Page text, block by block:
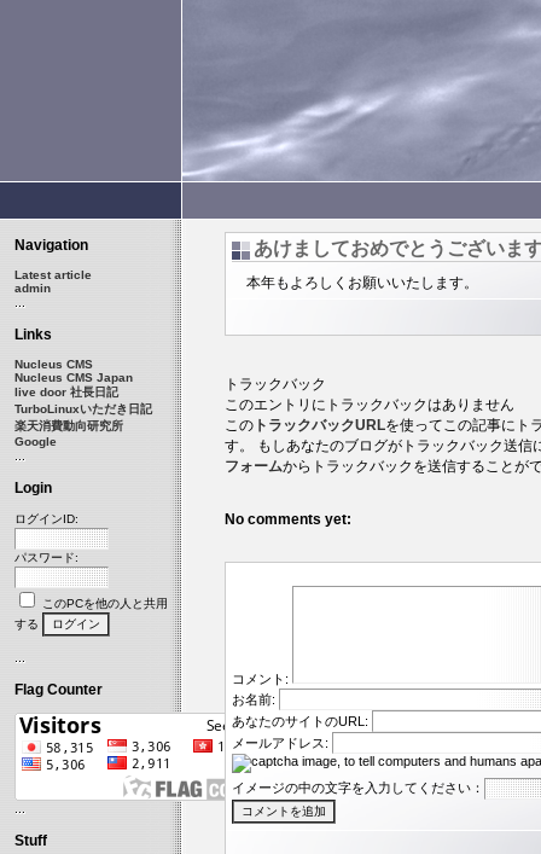
Navigation
Latest article
admin
Links
Nucleus CMS
Nucleus CMS Japan
live door 社長日記
TurboLinuxいただき日記
楽天消費動向研究所
Google
Login
ログインID:
パスワード:
このPCを他の人と共用
する
Flag Counter
Stuff
あけましておめでとうございま
本年もよろしくお願いいたします。
トラックバック
このエントリにトラックバックはありません
この トラックバックURLを使ってこの記事にト
す。 もしあなたのブログがトラックバック送信
フォームからトラックバックを送信することが
No comments yet:
コメント:
お名前:
あなたのサイトのURL:
メールアドレス:
イメージの中の文字を入力してください：